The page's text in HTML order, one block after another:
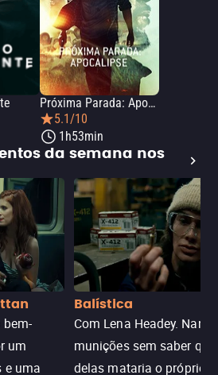
Próxima Parada: Apocalipse
5.1/10
1h53min
da semana nos
bem-
um
e uma
Balística
Com Lena Headey.
munições sem saber
delas mataria o próprio